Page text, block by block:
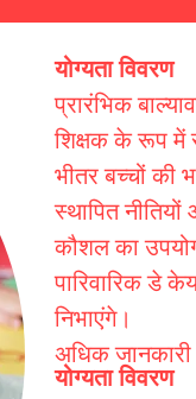
योग्यता विवरण
प्रारंभिक
शिक्षक के रूप में
भीतर बच्चों की
स्थापित
कौशल का
पारिवारिक डे
निभाएंगे।
अधिक
योग्यता विवरण